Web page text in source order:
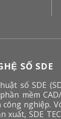
SỐ SDE
số SDE
mềm
nghiệp.
xuất, SDE